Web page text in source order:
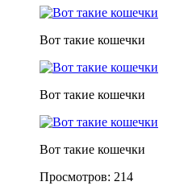
Вот такие кошечки
Вот такие кошечки
Вот такие кошечки
Просмотров: 214